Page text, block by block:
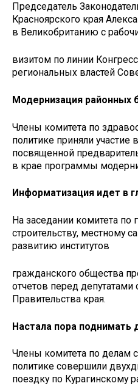
Председатель
Красноярского края
в Великобританию с
визитом по линии
региональных властей
Модернизация районных
Члены комитета по
политике приняли
посвященной
в крае программы
Информатизация идет в
На заседании комитета по
строительству, местному
развитию институтов
гражданского общества
отчетов перед
Правительства края.
Настала пора поднимать
Члены комитета по делам
политике совершили
поездку по Курагинскому